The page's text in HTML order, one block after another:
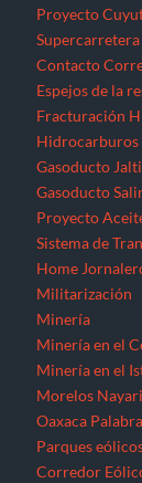
Proyecto
Contacto
Espejos de la
Fracturación
Hidrocarburos
Gasoducto
Gasoducto
Proyecto
Sistema de
Home
Militarización
Minería
Minería en el
Minería en el
Morelos
Oaxaca
Parques
Corredor